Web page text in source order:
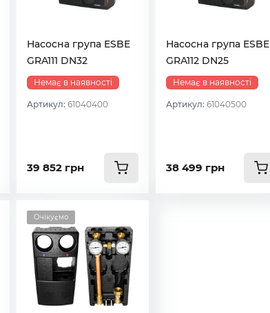
Насосна група ESBE
GRA111 DN32
Немає в наявності
Артикул: 61040400
39 852 грн
Насосна група ESBE
GRA112 DN25
Немає в наявності
Артикул:61040500
38 499 грн
Очікуємо